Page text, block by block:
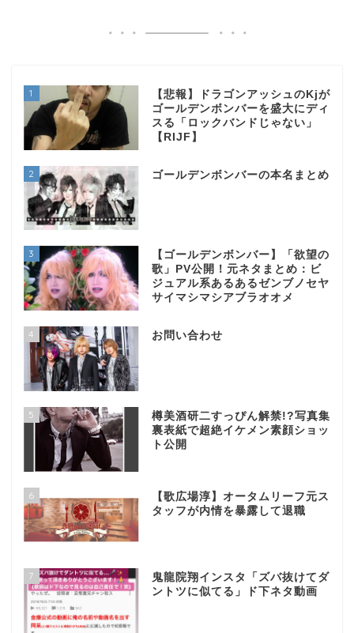
1
【悲報】ドラゴンアッシュのKjが
ゴールデンボンバーを盛大にディ
スる「ロックバンドじゃない」
【RIJF】
2 ゴールデンボンバーの本名まとめ
3
【ゴールデンボンバー】「欲望の
歌」PV公開！元ネタまとめ：ビ
ジュアル系あるあるゼンブノセヤ
サイマシマシアブラオオメ
4 お問い合わせ
5
樽美酒研二すっぴん解禁!?写真集
裏表紙で超絶イケメン素顔ショッ
ト公開
6
【歌広場淳】オータムリーフ元ス
タッフが内情を暴露して退職
7
鬼龍院翔インスタ「ズバ抜けてダ
ントツに似てる」ド下ネタ動画